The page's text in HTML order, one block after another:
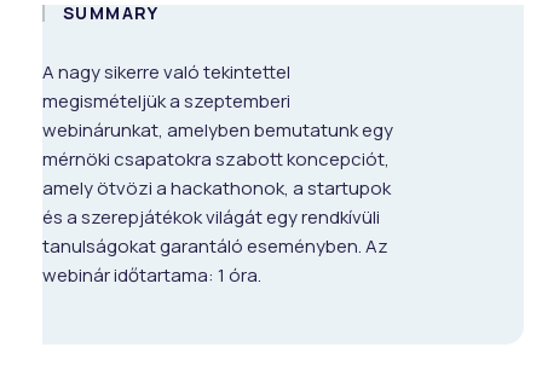
SUMMARY
A nagy sikerre való tekintettel
megismételjük a szeptemberi
webinárunkat, amelyben bemutatunk egy
mérnöki csapatokra szabott koncepciót,
amely ötvözi a hackathonok, a startupok
és a szerepjátékok világát egy rendkívüli
tanulságokat garantáló eseményben. Az
webinár időtartama: 1 óra.